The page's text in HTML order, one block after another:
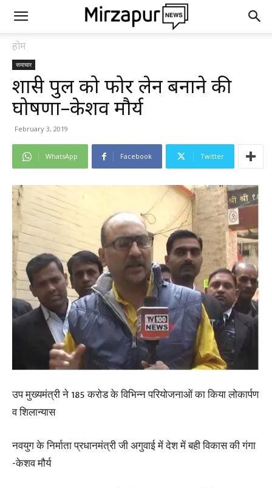
होम
समाचार
शास्त्री पुल को फोर लेन बनाने की
घोषणा–केशव मौर्य
February 3, 2019
WhatsApp Facebook Twitter
उप मुख्यमंत्री ने 185 करोड के विभिन्न परियोजनाओं का किया लोकार्पण
व शिलान्यास
नवयुग के निर्माता प्रधानमंत्री जी अगुवाई में देश में बही विकास की गंगा
-केशव मौर्य